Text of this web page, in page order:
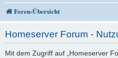
Foren-Übersicht
Homeserver Forum -
Mit dem Zugriff auf „Homeserver